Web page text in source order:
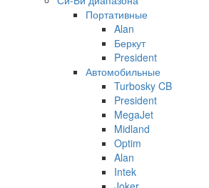
Портативные
Alan
Беркут
President
Автомобильные
Turbosky CB
President
MegaJet
Midland
Optim
Alan
Intek